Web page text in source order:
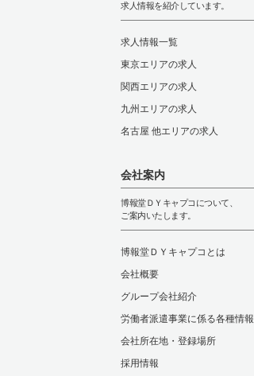
求人情報を紹介しています。
求人情報一覧
東京エリアの求人
関西エリアの求人
九州エリアの求人
名古屋 他エリアの求人
会社案内
博報堂ＤＹキャプコについて、
ご案内いたします。
博報堂ＤＹキャプコとは
会社概要
グループ会社紹介
労働者派遣事業に係る各種情報
会社所在地・登録場所
採用情報